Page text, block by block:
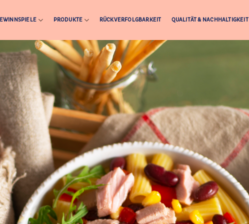
PRODUKTE RÜCKVERFOLGBARKEIT QUALITÄT & NACHHALTIGKEIT